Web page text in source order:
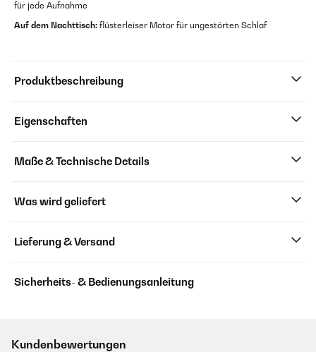
für jede Aufnahme
Auf dem Nachttisch: flüsterleiser Motor für ungestörten Schlaf
Produktbeschreibung
Eigenschaften
Maße & Technische Details
Was wird geliefert
Lieferung & Versand
Sicherheits- & Bedienungsanleitung
Kundenbewertungen